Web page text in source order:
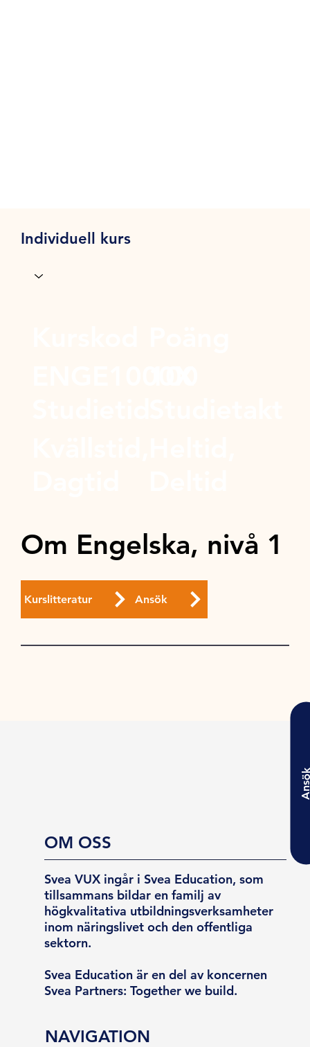
Individuell kurs
Om Engelska, nivå 1
Kurslitteratur Ansök
OM OSS
Svea VUX ingår i Svea Education, som
tillsammans bildar en familj av
högkvalitativa utbildningsverksamheter
inom näringslivet och den offentliga
sektorn.
Svea Education är en del av koncernen
Svea Partners: Together we build.
NAVIGATION